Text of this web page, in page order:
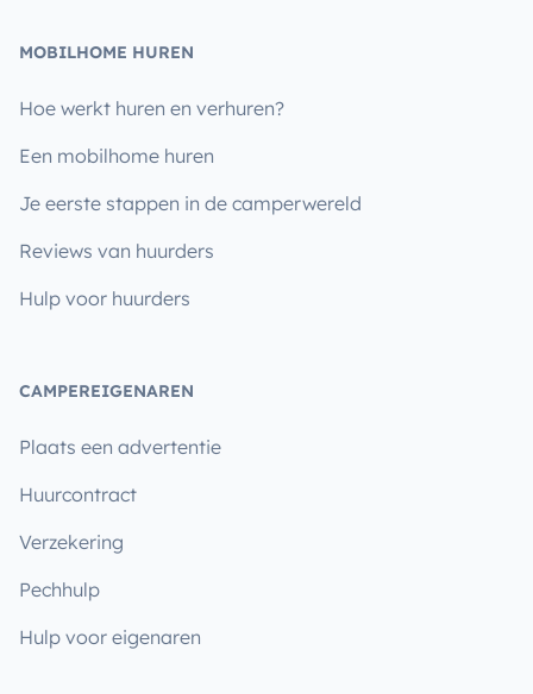
MOBILHOME HUREN
Hoe werkt huren en verhuren?
Een mobilhome huren
Je eerste stappen in de camperwereld
Reviews van huurders
Hulp voor huurders
CAMPEREIGENAREN
Plaats een advertentie
Huurcontract
Verzekering
Pechhulp
Hulp voor eigenaren